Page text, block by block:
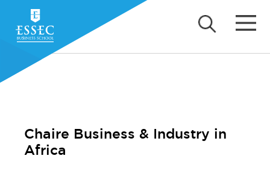
Chaire Business & Industry in
Africa